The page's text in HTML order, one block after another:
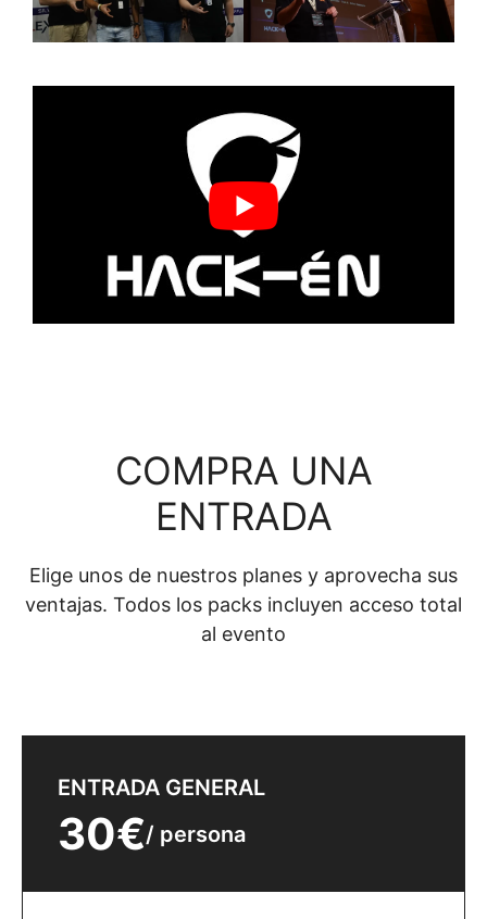
COMPRA UNA
ENTRADA
Elige unos de nuestros planes y aprovecha sus
ventajas. Todos los packs incluyen acceso total
al evento
ENTRADA GENERAL
30€/ persona